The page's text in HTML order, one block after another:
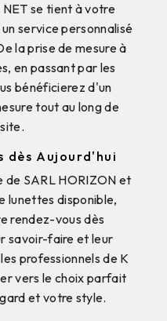
se tient à votre
service personnalisé
la prise de mesure à
en passant par les
bénéficierez d'un
tout au long de
dès Aujourd'hui
SARL HORIZON et
lunettes disponible,
rendez-vous dès
savoir-faire et leur
professionnels de K
vers le choix parfait
et votre style.